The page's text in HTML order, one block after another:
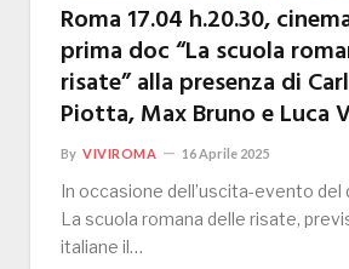
Roma 17.04 h.20.30,
prima doc “La scuola
risate” alla presenza di
Piotta, Max Bruno e Luca
By VIVIROMA 16 Aprile 2025
In occasione dell’uscita-evento
La scuola romana delle risate,
italiane il…